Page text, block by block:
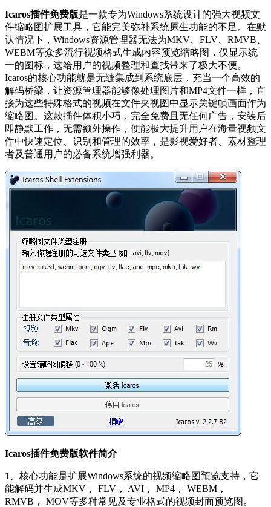
Icaros插件免费版是一款专为Windows系统设计的强大视频文
件缩略图扩展工具，它能完美弥补系统原生功能的不足。在默
认情况下，Windows资源管理器无法为MKV、FLV、RMVB、
WEBM等众多流行视频格式生成内容预览缩略图，仅显示统
一的图标，这给用户的视频整理和查找带来了极大不便。
Icaros的核心功能就是无缝集成到系统底层，充当一个高效的
解码桥梁，让资源管理器能够像处理图片和MP4文件一样，直
接为这些特殊格式的视频在文件夹视图中显示关键帧画面作为
缩略图。这款插件体积小巧，完全免费且无任何广告，安装后
即静默工作，无需额外操作，便能极大提升用户在海量视频文
件中快速定位、识别和管理的效率，是影视爱好者、素材整理
者及普通用户的必备系统增强利器。
Icaros插件免费版软件简介
1、核心功能是扩展Windows系统的视频缩略图预览支持，它
能解码并生成MKV， FLV， AVI， MP4， WEBM，
RMVB， MOV等多种常见及专业格式的视频封面预览图。